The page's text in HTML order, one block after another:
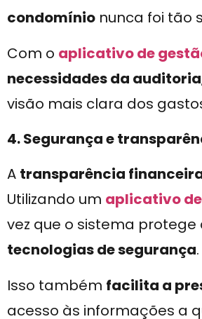
condomínio nunca foi tão
Com o aplicativo de
necessidades da auditoria
visão mais clara dos
4. Segurança e
A transparência
Utilizando um aplicativo
vez que o sistema
tecnologias de segurança.
Isso também facilita a
acesso às informações a